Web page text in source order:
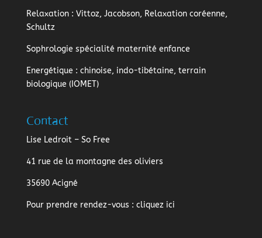
Relaxation: Vittoz, Jacobson, Relaxation coréenne,
Schultz
Sophrologie spécialité maternité enfance
Energétique : chinoise, indo-tibétaine, terrain
biologique (IOMET)
Contact
Lise Ledroit – So Free
41 rue de la montagne des oliviers
35690 Acigné
Pour prendre rendez-vous : cliquez ici